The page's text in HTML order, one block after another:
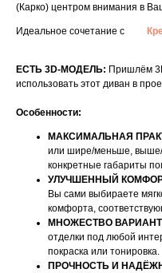
(Карко) центром внимания в
Идеальное сочетание с
ЕСТЬ 3D-МОДЕЛЬ: Пришлём
использовать этот диван в
Особенности:
МАКСИМАЛЬНАЯ
или шире/меньше,
конкретные габариты
УЛУЧШЕННЫЙ
Вы сами выбираете
комфорта,
МНОЖЕСТВО
отделки под любой
покраска или тонировка.
ПРОЧНОСТЬ И